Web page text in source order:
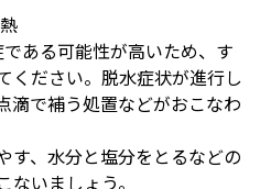
ある可能性が高いため、す
ください。脱水症状が進行し
滴で補う処置などがおこなわ
す、水分と塩分をとるなどの
いましょう。